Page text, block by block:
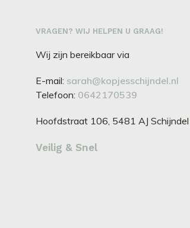
VRAGEN? WIJ HELPEN U GRAAG!
Wij zijn bereikbaar via
E-mail: sarah@kopjesschijndel.nl
Telefoon: 0642170539
Hoofdstraat 106, 5481 AJ Schijndel
Veilig & Snel